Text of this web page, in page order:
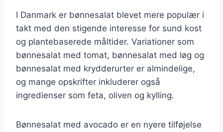
I Danmark er bønnesalat blevet mere populær i
takt med den stigende interesse for sund kost
og plantebaserede måltider. Variationer som
bønnesalat med tomat, bønnesalat med løg og
bønnesalat med krydderurter er almindelige,
og mange opskrifter inkluderer også
ingredienser som feta, oliven og kylling.
Bønnesalat med avocado er en nyere tilføjelse